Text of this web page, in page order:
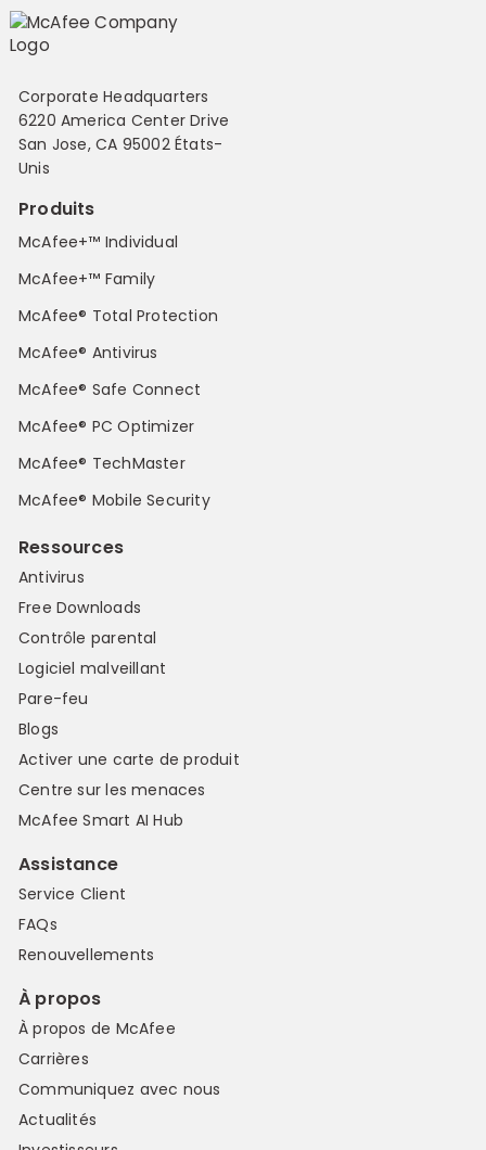
Corporate Headquarters
6220 America Center Drive
San Jose, CA 95002 États-
Unis
Produits
McAfee+™ Individual
McAfee+™ Family
McAfee® Total Protection
McAfee® Antivirus
McAfee® Safe Connect
McAfee® PC Optimizer
McAfee® TechMaster
McAfee® Mobile Security
Ressources
Antivirus
Free Downloads
Contrôle parental
Logiciel malveillant
Pare-feu
Blogs
Activer une carte de produit
Centre sur les menaces
McAfee Smart AI Hub
Assistance
Service Client
FAQs
Renouvellements
À propos
À propos de McAfee
Carrières
Communiquez avec nous
Actualités